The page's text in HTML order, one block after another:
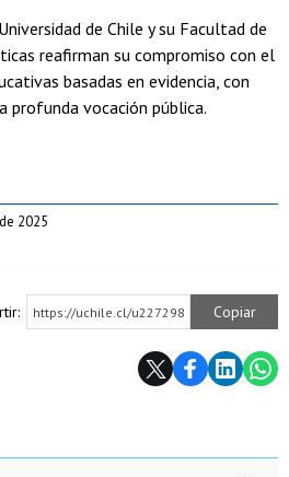
de Chile y su Facultad de
reafirman su compromiso con el
basadas en evidencia, con
profunda vocación pública.
2025
https://uchile.cl/u227298 Copiar